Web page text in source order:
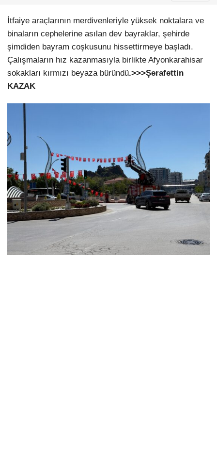
İtfaiye araçlarının merdivenleriyle yüksek noktalara ve
binaların cephelerine asılan dev bayraklar, şehirde
şimdiden bayram coşkusunu hissettirmeye başladı.
Çalışmaların hız kazanmasıyla birlikte Afyonkarahisar
sokakları kırmızı beyaza büründü.>>>Şerafettin
KAZAK